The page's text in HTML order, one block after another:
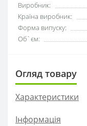
Виробник:
Країна виробник:
Форма випуску:
Об`єм:
Огляд товару
Характеристики
Інформація